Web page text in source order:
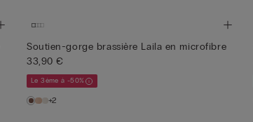
Soutien-gorge brassière Laila en microfibre
33,90 €
Le 3ème à -50%
+2